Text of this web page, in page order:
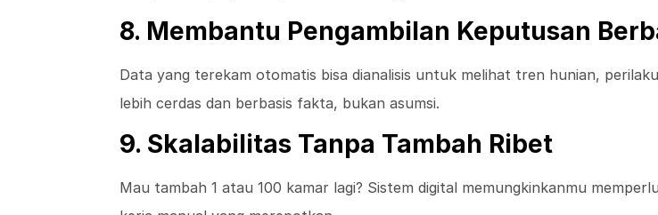
8. Membantu Pengambilan Keputusan
Data yang terekam otomatis bisa dianalisis untuk melihat tren hunian,
lebih cerdas dan berbasis fakta, bukan asumsi.
9. Skalabilitas Tanpa Tambah Ribet
Mau tambah 1 atau 100 kamar lagi? Sistem digital memungkinkanmu